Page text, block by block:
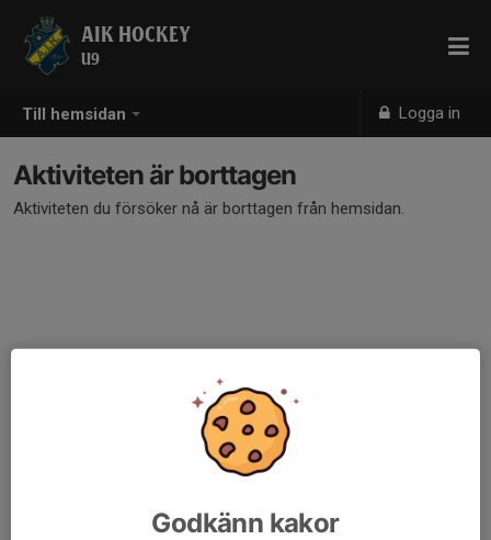
Till hemsidan Logga in
AIK HOCKEY
U9
Aktiviteten är borttagen
Aktiviteten du försöker nå är borttagen från hemsidan.
Godkänn kakor